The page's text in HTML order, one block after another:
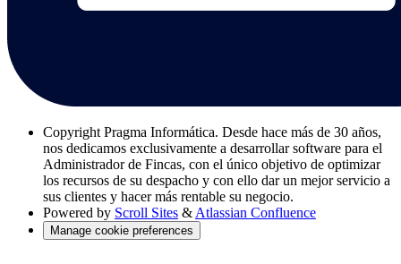
Copyright Pragma Informática. Desde hace más de 30 años,
nos dedicamos exclusivamente a desarrollar software para el
Administrador de Fincas, con el único objetivo de optimizar
los recursos de su despacho y con ello dar un mejor servicio a
sus clientes y hacer más rentable su negocio.
Powered by Scroll Sites & Atlassian Confluence
Manage cookie preferences